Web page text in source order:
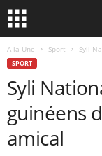
A la Une Sport Syli
SPORT
Syli
guinéens
amical